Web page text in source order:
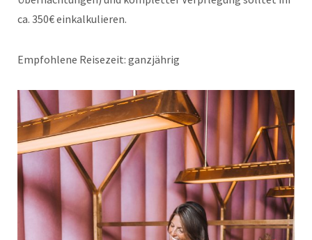
ca. 350€ einkalkulieren.
Empfohlene Reisezeit: ganzjährig